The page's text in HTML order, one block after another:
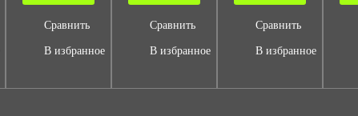
Сравнить
В избранное
Сравнить
В избранное
Сравнить
В избранное